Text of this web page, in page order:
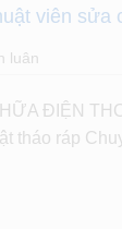
viên sửa
luân
ĐIỆN
tháo ráp